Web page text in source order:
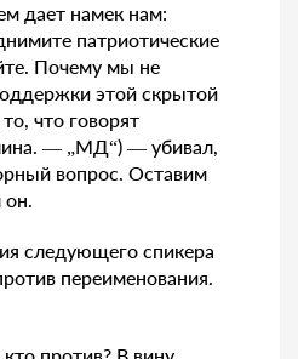
дает намек нам:
патриотические
Почему мы не
этой скрытой
что говорят
— „МД“) — убивал,
вопрос. Оставим
следующего спикера
переименования.